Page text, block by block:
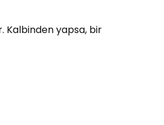
Kalbinden yapsa, bir